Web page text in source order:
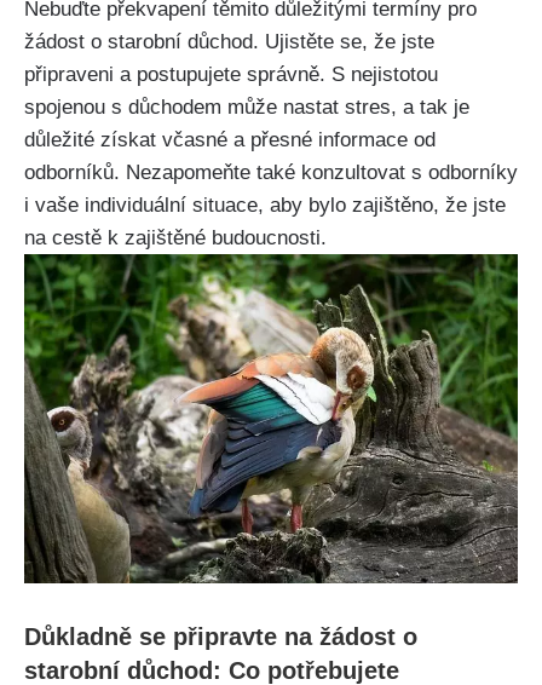
Nebuďte překvapení těmito důležitými termíny pro
žádost o starobní důchod. Ujistěte se, že jste
připraveni a postupujete správně. S nejistotou
spojenou s důchodem může nastat stres, a tak je
důležité získat včasné a přesné informace od
odborníků. Nezapomeňte také konzultovat s odborníky
i vaše individuální situace, aby bylo zajištěno, že jste
na cestě k zajištěné budoucnosti.
Důkladně se připravte na žádost o
starobní důchod: Co potřebujete